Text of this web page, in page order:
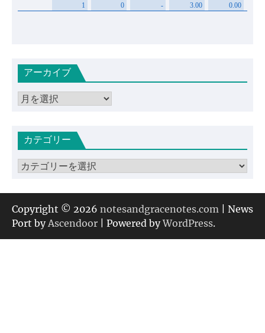
アーカイブ
ア
イカテゴリー
カ
ゴ
リ
ー
Copyright © 2026 notesandgracenotes.com | News
Port byAscendoor | Powered byWordPress.